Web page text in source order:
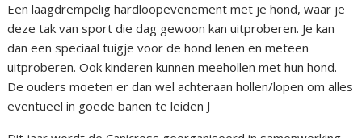
Een laagdrempelig hardloopevenement met je hond, waar je
deze tak van sport die dag gewoon kan uitproberen. Je kan
dan een speciaal tuigje voor de hond lenen en meteen
uitproberen. Ook kinderen kunnen meehollen met hun hond.
De ouders moeten er dan wel achteraan hollen/lopen om alles
eventueel in goede banen te leiden J